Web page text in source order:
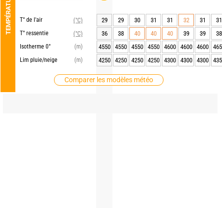
TEMPÉRATURE T° de l'air
(°C)
T° ressentie
(°C)
Isotherme 0°
(m)
Lim pluie/neige
(m)
Comparer les modèles météo
29 29 30 31 31 32 31
31
36
38 40 40 40 39 39
38
4550
4550 4550 4550 4600 4600 4600
4250
4250 4250 4250 4300 4300 4300